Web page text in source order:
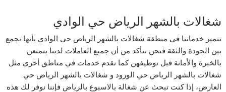
شغالات بالشهر الرياض حي الوادي
تتميز خدماتنا في منطقة شغالات بالشهر الرياض حى الوادى بأنها تجمع
بين الجودة والثقة فنحن نتأكد من أن جميع العاملات لدينا يتمتعن
بالخبرة والأمانة قبل توظيفهن كما نقدم خدمات في مناطق أخرى مثل
شغالات بالشهر الرياض حي الورود و شغالات بالشهر الرياض حي
العارض، إذا كنت تبحث عن شغالة بالاسبوع بالرياض فإننا نوفر لك هذه